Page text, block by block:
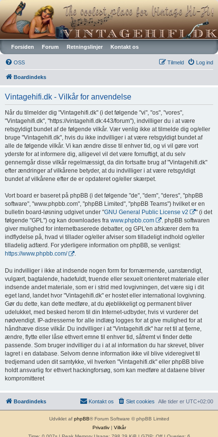
Vintagehifi.dk
Forsiden Forum Retningslinjer Kontakt os
OSS Log ind
Tilmeld
Boardindeks
Vintagehifi.dk - Vilkår for anvendelse
Når du tilmelder dig "Vintagehifi.dk" (i det følgende "vi", "os", "vores",
"Vintagehifi.dk", "https://vintagehifi.dk:443/forum"), indvilliger du i at være
retsgyldigt bundet af de følgende vilkår. Vær venlig ikke at tilmelde dig og/eller
bruge "Vintagehifi.dk", hvis du ikke indvilliger i at være retsgyldigt bundet af
alle de følgende vilkår. Vi kan ændre disse til enhver tid, og vi vil gøre vort
yderste for at informere dig, alligevel vil det være fornuftigt, at du selv
gennemgår disse vilkår regelmæssigt, da din fortsatte brug af "Vintagehifi.dk"
efter ændringer af vilkårene betyder, at du indvilliger i at være retsgyldigt
bundet af vilkårene efter de er opdateret og/eller skærpet.
Vort board er baseret på phpBB (i det følgende "de", "dem", "deres", "phpBB
software", "www.phpbb.com", "phpBB Limited", "phpBB Teams") hvilket er en
bulletin board-løsning udgivet under "GNU General Public License v2
" (i det
følgende "GPL") og kan downloades fra www.phpbb.com
. phpBB softwaren
giver mulighed for internetbaserede debatter, og GPL'en afskærer dem fra
indflydelse på, hvad vi tillader og/eller afviser som tilladeligt indhold og/eller
tilladelig adfærd. For yderligere information om phpBB, se venligst:
https://www.phpbb.com/
.
Du indvilliger i ikke at indsende nogen form for fornærmende, uanstændigt,
vulgært, bagtalende, hadefuldt, truende eller sexuelt orienteret materiale eller
indsende andet materiale, som er i strid med lovgivningen, det være sig i dit
eget land, landet hvor "Vintagehifi.dk" er hostet eller international lovgivning.
Gør du dette, kan dette medføre, at du øjeblikkeligt og permanent bliver
udelukket, med besked herom til din Internet-udbyder, hvis vi vurderer det
nødvendigt. IP-adresserne for alle indlæg logges for at give mulighed for at
håndhæve disse vilkår. Du indvilliger i at "Vintagehifi.dk" har ret til at fjerne,
ændre, flytte eller låse ethvert emne til enhver tid, såfremt vi finder dette
passende. Som bruger indvilliger du i at al information du har skrevet, bliver
lagret i en database. Selvom denne information ikke vil blive videregivet til
tredjemand uden dit samtykke, vil hverken "Vintagehifi.dk" eller phpBB blive
holdt ansvarlig for ethvert hackingforsøg, som kan medføre at dataene bliver
kompromitteret
Boardindeks Alle tider er UTC+02:00
Slet cookies
Kontakt os
Udviklet af phpBB® Forum Software © phpBB Limited
Privatliv| Vilkår